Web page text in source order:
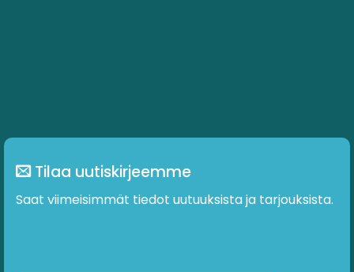
Tilaa uutiskirjeemme
Saat viimeisimmät tiedot uutuuksista ja tarjouksista.